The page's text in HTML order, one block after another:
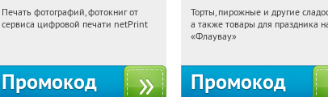
21:19:49 Получили:
Печать фотографий, фотокниг от
сервиса цифровой печати netPrint
Промокод
21:19:49
Россия
Торты, пирожные и другие
а также товары для праздника
«Флаувау»
Промокод